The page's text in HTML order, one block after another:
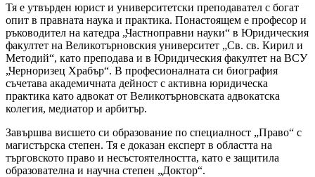
Тя е утвърден юрист и университетски преподавател с богат
опит в правната наука и практика. Понастоящем е професор и
ръководител на катедра „Частноправни науки“ в Юридическия
факултет на Великотърновския университет „Св. св. Кирил и
Методий“, като преподава и в Юридическия факултет на ВСУ
„Черноризец Храбър“. В професионалната си биография
съчетава академичната дейност с активна юридическа
практика като адвокат от Великотърновската адвокатска
колегия, медиатор и арбитър.
Завършва висшето си образование по специалност „Право“ с
магистърска степен. Тя е доказан експерт в областта на
търговското право и несъстоятелността, като е защитила
образователна и научна степен „Доктор“.